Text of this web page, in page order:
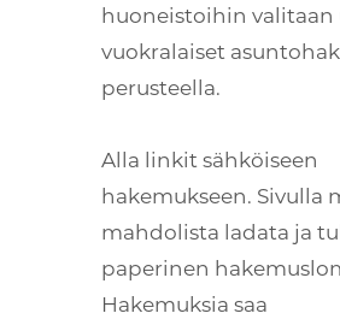
huoneistoihin valitaan
vuokralaiset
perusteella.
Alla linkit sähköiseen
hakemukseen. Sivulla
mahdolista ladata ja
paperinen
Hakemuksia saa